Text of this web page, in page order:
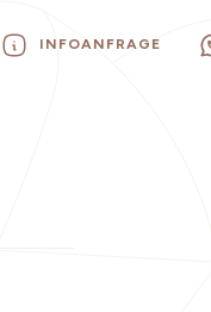
INFOANFRAGE